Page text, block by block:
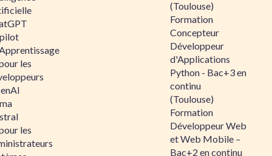
les
les
(Toulouse)
Formation
Concepteur
Développeur
d'Applications
Python - Bac+3 en
continu
(Toulouse)
Formation
Développeur Web
et Web Mobile –
Bac+2 en continu